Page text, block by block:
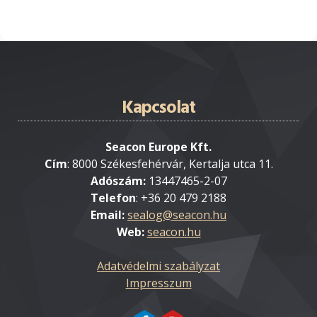
Kapcsolat
Seacon Europe Kft.
Cím: 8000 Székesfehérvár, Kertalja utca 11.
Adószám: 13447465-2-07
Telefon: +36 20 479 2188
Email:
Web:seacon.hu
Adatvédelmi szabályzat
Impresszum